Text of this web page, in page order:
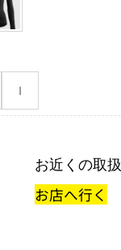
I
お近くの取
お店へ行く